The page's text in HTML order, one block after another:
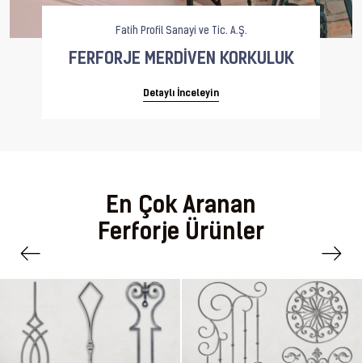
Fatih Profil Sanayi ve Tic. A.Ş.
FERFORJE MERDİVEN KORKULUK
Detaylı İnceleyin
En Çok Aranan
Ferforje Ürünler